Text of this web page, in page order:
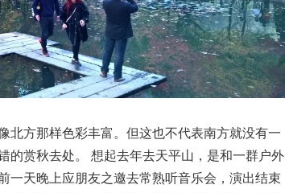
北方那样色彩丰富。但这也不代表南方就没有一
的赏秋去处。 想起去年去天平山，是和一群户外
一天晚上应朋友之邀去常熟听音乐会，演出结束